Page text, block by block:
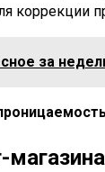
коррекции
за